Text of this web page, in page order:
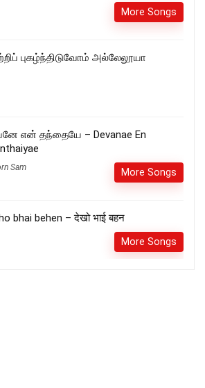
More Songs
புகழ்ந்திடுவோம் அல்லேலூயா
என் தந்தையே – Devanae En
Sam More Songs
bhai behen – देखो भाई बहन
More Songs